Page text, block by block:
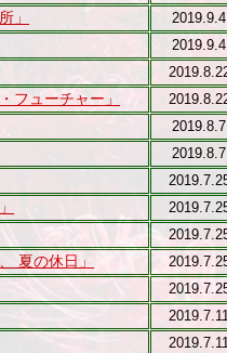
」 2019.9.4
2019.9.4
フューチャー」
2019.8.7
2019.8.7
夏の休日」